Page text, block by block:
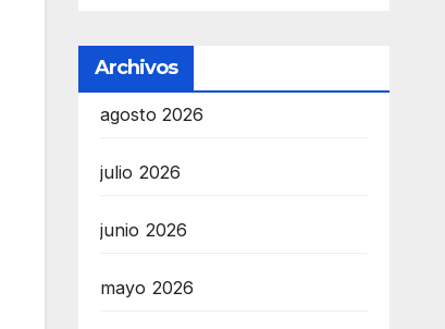
Archivos
agosto 2026
julio 2026
junio 2026
mayo 2026